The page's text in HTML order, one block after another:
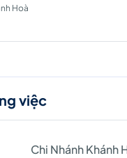
Hoà
việc
Chi Nhánh Khánh